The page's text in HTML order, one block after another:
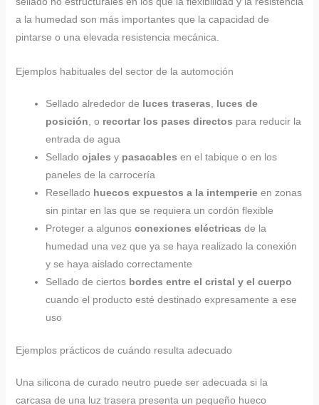
a la humedad son más importantes que la capacidad de
pintarse o una elevada resistencia mecánica.
Ejemplos habituales del sector de la automoción
Sellado alrededor de luces traseras
luces de
posición , o recortar los pases directos para reducir la
entrada de agua
Sellado ojales y pasacables en el tabique o en los
paneles de la carrocería
Resellado huecos expuestos a la intemperieen zonas
sin pintar en las que se requiera un cordón flexible
Proteger a algunos conexiones eléctricas de la
humedad una vez que ya se haya realizado la conexión
y se haya aislado correctamente
Sellado de ciertos bordes entre el cristal y el cuerpo
cuando el producto esté destinado expresamente a ese
uso
Ejemplos prácticos de cuándo resulta adecuado
Una silicona de curado neutro puede ser adecuada si la
carcasa de una luz trasera presenta un pequeño hueco